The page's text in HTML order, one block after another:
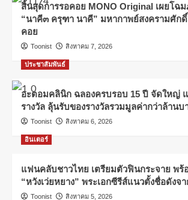
สิ้นสุดการรอคอย MONO Original เผยโฉ
“นาคี๓ ครุฑา นาคี” มหากาพย์สงครามศัก
คอย
Toonist สิงหาคม 7, 2026
ประชาสัมพันธ์
อะตอมคลินิก ฉลองครบรอบ 15 ปี จัดใหญ่
รางวัล ลุ้นรับของรางวัลรวมมูลค่ากว่าล้านบ
Toonist สิงหาคม 6, 2026
อินเตอร์
แฟนคลับชาวไทย เตรียมตัวฟินกระจาย พร้
“หวังเว่ยหยาง” พระเอกซีรีส์แนวตั้งชื่อดังจ
Toonist สิงหาคม 5, 2026